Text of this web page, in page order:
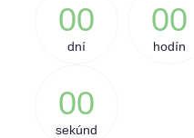
00
dní
00
hodín
00
sekúnd